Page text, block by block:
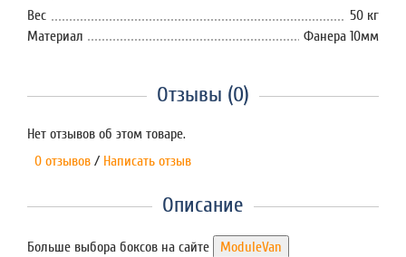
Вес
50 кг
Материал
Фанера 10мм
Отзывы (0)
Нет отзывов об этом товаре.
0 отзывов / Написать отзыв
Описание
Больше выбора боксов на сайте